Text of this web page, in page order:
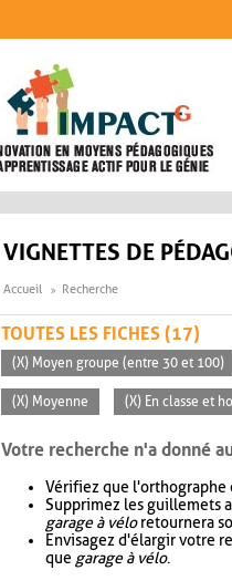
VIGNETTES DE
Accueil Recherche
TOUTES LES FICHES (17)
(X) Moyen groupe (entre 30 et 100)
(X) Moyenne (X) En classe et
Votre recherche n'a donné
Vérifiez que l'orthographe
Supprimez les guillemets
garage à véloretournera
Envisagez d'élargir votre
que garage à vélo.